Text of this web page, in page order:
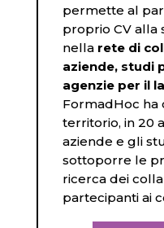
permette al
proprio CV alla
nella rete di
aziende, studi
agenzie per il
FormadHoc ha
territorio, in 20
aziende e gli
sottoporre le
ricerca dei
partecipanti ai